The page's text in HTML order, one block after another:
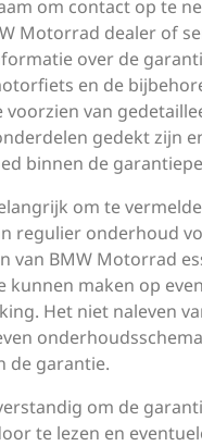
om contact op te
Motorrad dealer of
over de
en de
voorzien van
gedekt zijn
binnen de
om te
regulier onderhoud
van BMW Motorrad
kunnen maken op
Het niet naleven
de garantie.
om de
te lezen en